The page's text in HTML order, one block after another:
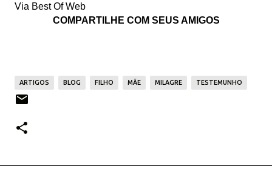
Via Best Of Web
COMPARTILHE COM SEUS AMIGOS
ARTIGOS BLOG FILHO MÃE MILAGRE TESTEMUNHO